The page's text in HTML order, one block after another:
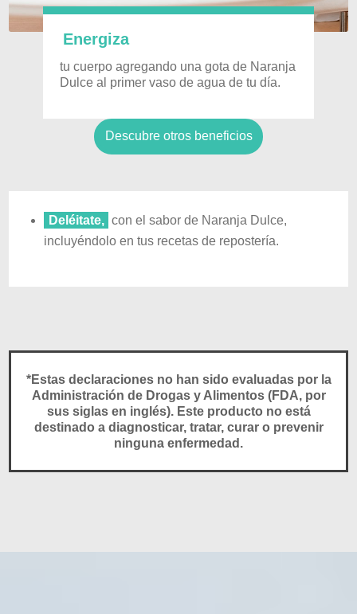
Energiza
tu cuerpo agregando una gota de Naranja
Dulce al primer vaso de agua de tu día.
Descubre otros beneficios
Deléitate, con el sabor de Naranja Dulce,
incluyéndolo en tus recetas de repostería.
*Estas declaraciones no han sido evaluadas por la
Administración de Drogas y Alimentos (FDA, por
sus siglas en inglés). Este producto no está
destinado a diagnosticar, tratar, curar o prevenir
ninguna enfermedad.